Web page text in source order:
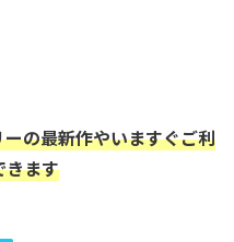
の最新作やいますぐご利
きます